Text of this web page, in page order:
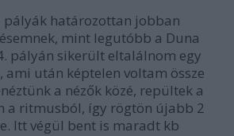
pályák határozottan jobban
mint legutóbb a Duna
pályán sikerült eltalálnom egy
ami után képtelen voltam össze
a nézők közé, repültek a
a ritmusból, így rögtön újabb 2
Itt végül bent is maradt kb